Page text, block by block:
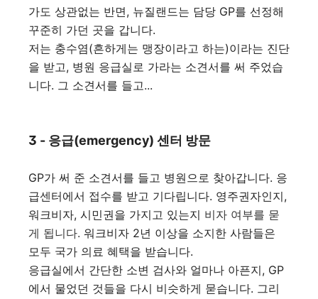
가도 상관없는 반면, 뉴질랜드는 담당 GP를 선정해
꾸준히 가던 곳을 갑니다.
저는 충수염(흔하게는 맹장이라고 하는)이라는 진단
을 받고, 병원 응급실로 가라는 소견서를 써 주었습
니다. 그 소견서를 들고...
3 - 응급(emergency) 센터 방문
GP가 써 준 소견서를 들고 병원으로 찾아갑니다. 응
급센터에서 접수를 받고 기다립니다. 영주권자인지,
워크비자, 시민권을 가지고 있는지 비자 여부를 묻
게 됩니다. 워크비자 2년 이상을 소지한 사람들은
모두 국가 의료 혜택을 받습니다.
응급실에서 간단한 소변 검사와 얼마나 아픈지, GP
에서 물었던 것들을 다시 비슷하게 묻습니다. 그리